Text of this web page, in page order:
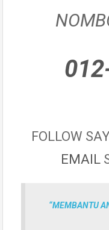
FOLLOW
EMAIL
“MEMBANTU